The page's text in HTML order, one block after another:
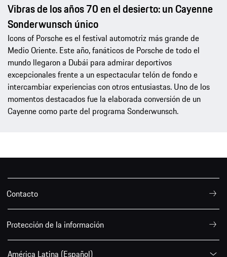
Vibras de los años 70 en el desierto: un Cayenne
Sonderwunsch único
Icons of Porsche es el festival automotriz más grande de
Medio Oriente. Este año, fanáticos de Porsche de todo el
mundo llegaron a Dubái para admirar deportivos
excepcionales frente a un espectacular telón de fondo e
intercambiar experiencias con otros entusiastas. Uno de los
momentos destacados fue la elaborada conversión de un
Cayenne como parte del programa Sonderwunsch.
Contacto
Protección de la información
América Latina (Español)